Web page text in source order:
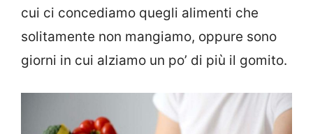
cui ci concediamo quegli alimenti che
solitamente non mangiamo, oppure sono
giorni in cui alziamo un po’ di più il gomito.